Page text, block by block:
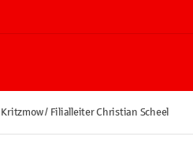
/ Filialleiter Christian Scheel